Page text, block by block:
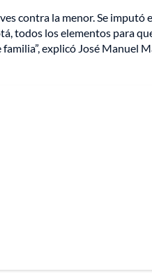
contra la menor. Se
todos los elementos para
explicó José Manuel